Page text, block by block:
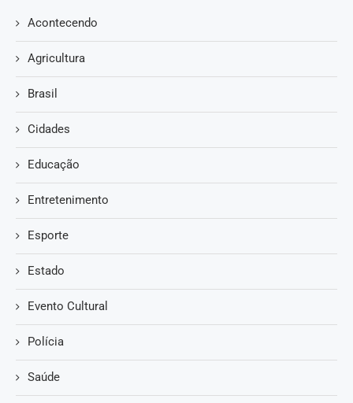
Acontecendo
Agricultura
Brasil
Cidades
Educação
Entretenimento
Esporte
Estado
Evento Cultural
Polícia
Saúde